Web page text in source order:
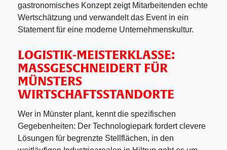
gastronomisches Konzept zeigt Mitarbeitenden echte
Wertschätzung und verwandelt das Event in ein
Statement für eine moderne Unternehmenskultur.
LOGISTIK-MEISTERKLASSE:
MASSGESCHNEIDERT FÜR M
ÜNSTERS W
IRTSCHAFTSSTANDORTE
Wer in Münster plant, kennt die spezifischen
Gegebenheiten: Der Technologiepark fordert clevere
Lösungen für begrenzte Stellflächen, in den